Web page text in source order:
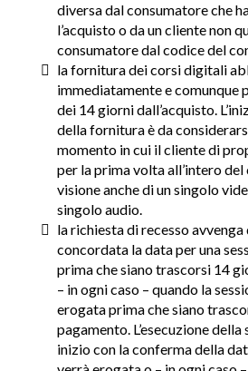
diversa dal consumatore che
l’acquisto o da un cliente non
consumatore dal codice del
la fornitura dei corsi digitali
immediatamente e comunque
dei 14 giorni dall’acquisto.
della fornitura è da
momento in cui il cliente di
per la prima volta all’intero
visione anche di un singolo
singolo audio.
la richiesta di recesso
concordata la data per una
prima che siano trascorsi 14
– in ogni caso – quando la
erogata prima che siano
pagamento. L’esecuzione
inizio con la conferma della